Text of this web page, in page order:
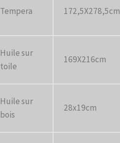
Tempera 172,5X278,5cm
Huile sur
toile
169X216cm
Huile sur
bois
28x19cm